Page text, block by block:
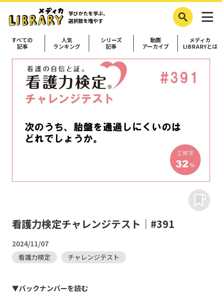
学びかたを学ぶ、
選択肢を増やす
すべての
記事
人気
ランキング
シリーズ
記事
動画
アーカイブ
メディカ
LIBRARYとは
看護力検定チャレンジテスト｜#391
2024/11/07
看護力検定 チャレンジテスト
▼バックナンバーを読む